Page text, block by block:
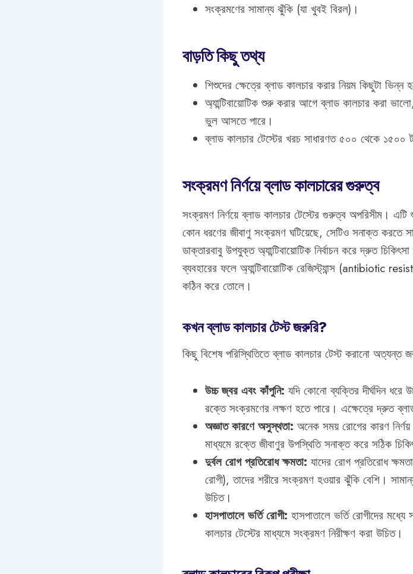
সংক্রমণের সামান্য ঝুঁকি (যা খুবই বিরল)।
বাড়তি কিছু তথ্য
শিশুদের ক্ষেত্রে ব্লাড কালচার করার নিয়ম কিছুটা ভিন্ন
অ্যান্টিবায়োটিক শুরু করার আগে ব্লাড কালচার করা
ভুল আসতে পারে।
ব্লাড কালচার টেস্টের খরচ সাধারণত ৫০০ থেকে ১৫০০
সংক্রমণ নির্ণয়ে ব্লাড কালচারের গুরুত্ব
সংক্রমণ নির্ণয়ে ব্লাড কালচার টেস্টের গুরুত্ব অপরিসীম। এটি
কোন ধরণের জীবাণু সংক্রমণ ঘটিয়েছে, সেটিও সনাক্ত করতে
ডাক্তারবাবু উপযুক্ত অ্যান্টিবায়োটিক নির্বাচন করে দ্রুত
ব্যবহারের ফলে অ্যান্টিবায়োটিক রেজিস্ট্যান্স (antibiotic
কঠিন করে তোলে।
কখন ব্লাড কালচার টেস্ট জরুরি?
কিছু বিশেষ পরিস্থিতিতে ব্লাড কালচার টেস্ট করানো অত্যন্ত
উচ্চ জ্বর এবং কাঁপুনি: যদি কোনো ব্যক্তির দীর্ঘদিন
রক্তে সংক্রমণের লক্ষণ হতে পারে। এক্ষেত্রে দ্রুত
অজ্ঞাত কারণে অসুস্থতা: অনেক সময় রোগের কারণ
মাধ্যমে রক্তে জীবাণুর উপস্থিতি সনাক্ত করে সঠিক
দুর্বল রোগ প্রতিরোধ ক্ষমতা: যাদের রোগ প্রতিরোধ
রোগী), তাদের শরীরে সংক্রমণ হওয়ার ঝুঁকি বেশি।
উচিত।
হাসপাতালে ভর্তি রোগী: হাসপাতালে ভর্তি রোগীদের
কালচার টেস্টের মাধ্যমে সংক্রমণ নিরীক্ষণ করা উচিত।